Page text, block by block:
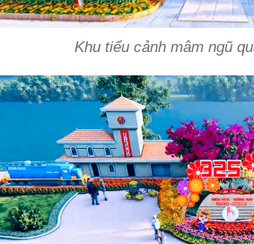
Khu tiểu cảnh mâm ngũ